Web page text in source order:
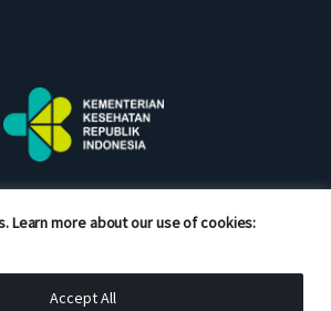
Learn more about our use of cookies:
Accept All
Doctor. All rights reserved.